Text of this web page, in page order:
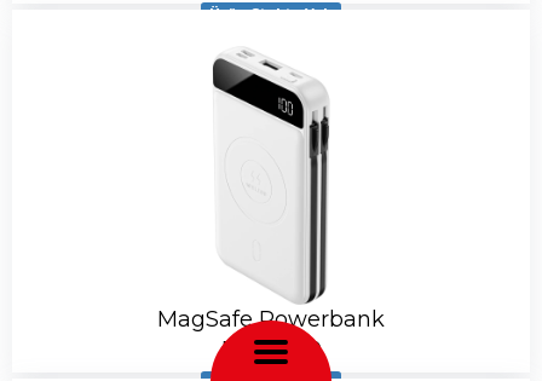
Ürün Stokta Yok
MagSafe Powerbank
PWB-140